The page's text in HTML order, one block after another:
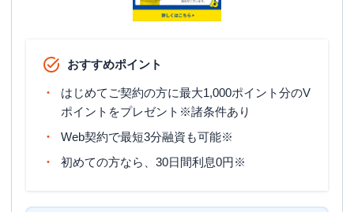
おすすめポイント
はじめてご契約の方に最大1,000ポイント分のV
ポイントをプレゼント※諸条件あり
Web契約で最短3分融資も可能※
初めての方なら、30日間利息0円※